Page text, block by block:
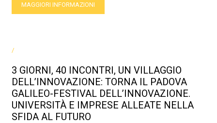
MAGGIORI INFORMAZIONI
/
3 GIORNI, 40 INCONTRI, UN VILLAGGIO
DELL’INNOVAZIONE: TORNA IL PADOVA
GALILEO-FESTIVAL DELL’INNOVAZIONE.
UNIVERSITÀ E IMPRESE ALLEATE NELLA
SFIDA AL FUTURO